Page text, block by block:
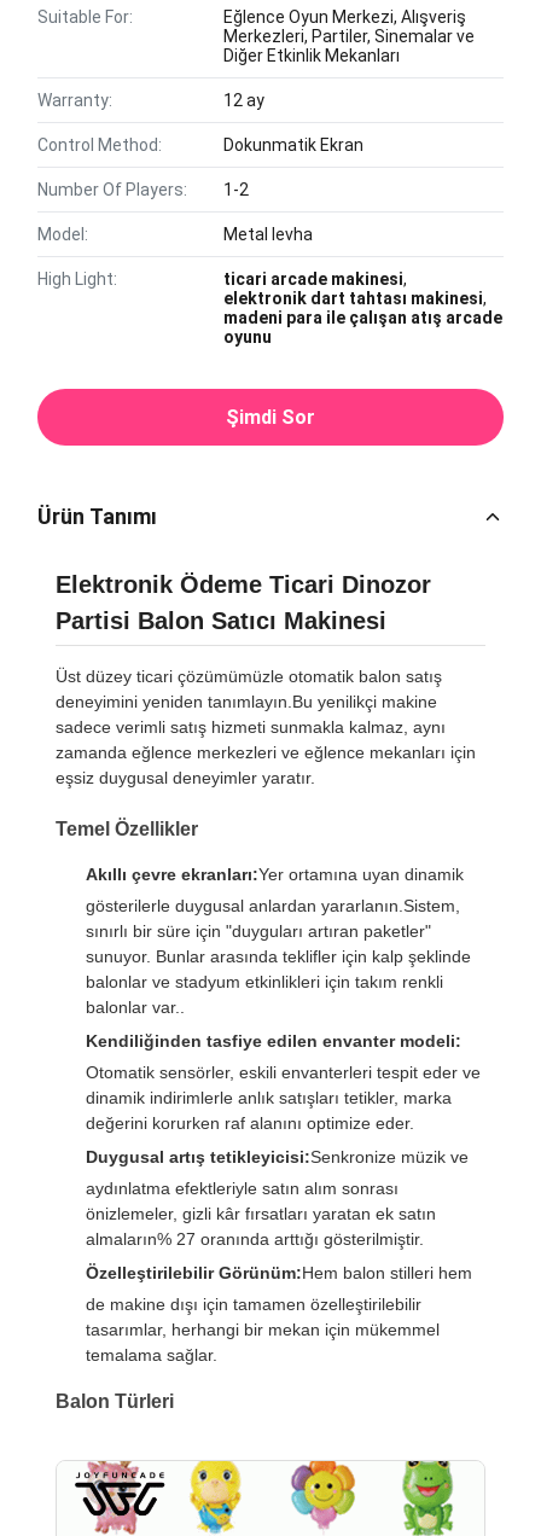
Suitable For:
Eğlence Oyun Merkezi, Alışveriş
Merkezleri, Partiler, Sinemalar ve
Diğer Etkinlik Mekanları
Warranty: 12 ay
Control Method: Dokunmatik Ekran
Number Of Players: 1-2
Model: Metal levha
High Light: ticari arcade makinesi,
elektronik dart tahtası makinesi,
madeni para ile çalışan atış arcade
oyunu
Şimdi Sor
Ürün Tanımı
Elektronik Ödeme Ticari Dinozor
Partisi Balon Satıcı Makinesi
Üst düzey ticari çözümümüzle otomatik balon satış
deneyimini yeniden tanımlayın.Bu yenilikçi makine
sadece verimli satış hizmeti sunmakla kalmaz, aynı
zamanda eğlence merkezleri ve eğlence mekanları için
eşsiz duygusal deneyimler yaratır.
Temel Özellikler
Akıllı çevre ekranları:Yer ortamına uyan dinamik
gösterilerle duygusal anlardan yararlanın.Sistem,
sınırlı bir süre için "duyguları artıran paketler"
sunuyor. Bunlar arasında teklifler için kalp şeklinde
balonlar ve stadyum etkinlikleri için takım renkli
balonlar var..
Kendiliğinden tasfiye edilen envanter modeli:
Otomatik sensörler, eskili envanterleri tespit eder ve
dinamik indirimlerle anlık satışları tetikler, marka
değerini korurken raf alanını optimize eder.
Duygusal artış tetikleyicisi:Senkronize müzik ve
aydınlatma efektleriyle satın alım sonrası
önizlemeler, gizli kâr fırsatları yaratan ek satın
almaların% 27 oranında arttığı gösterilmiştir.
Özelleştirilebilir Görünüm:Hem balon stilleri hem
de makine dışı için tamamen özelleştirilebilir
tasarımlar, herhangi bir mekan için mükemmel
temalama sağlar.
Balon Türleri